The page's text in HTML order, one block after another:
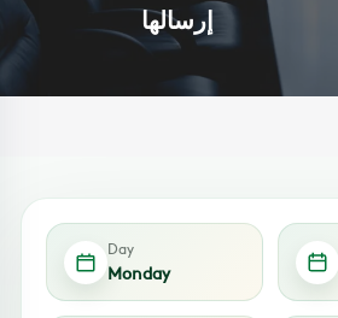
إرسالها
Day
Monday